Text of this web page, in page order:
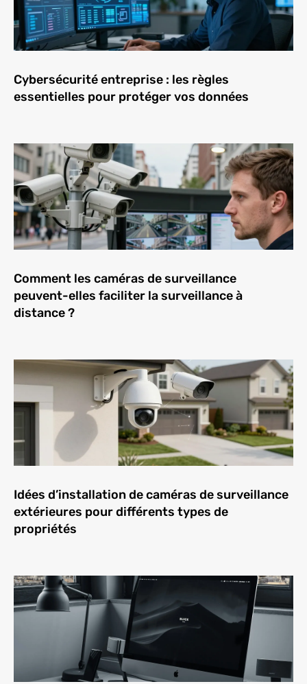
Cybersécurité entreprise : les règles
essentielles pour protéger vos données
Comment les caméras de surveillance
peuvent-elles faciliter la surveillance à
distance ?
Idées d’installation de caméras de surveillance
extérieures pour différents types de
propriétés